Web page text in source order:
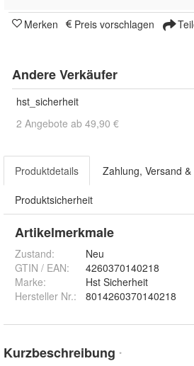
Merken Preis vorschlagen
Andere Verkäufer
hst_sicherheit
2 Angebote ab 49,90 €
Produktdetails Zahlung, Versand
Produktsicherheit
Artikelmerkmale
Zustand:
Neu
GTIN / EAN:
4260370140218
Marke:
Hst Sicherheit
Hersteller Nr.:
8014260370140218
Kurzbeschreibung *